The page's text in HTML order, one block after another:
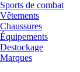
Sports de combat
Vêtements
Chaussures
Équipements
Destockage
Marques